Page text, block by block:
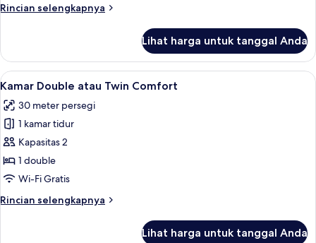
Rincian selengkapnya
Rincian
Kamar
Double
atau
Lihat harga untuk tanggal Anda
Lihat
semua
foto
untuk
Kamar
Double
atau
Comfort
Kamar Double atau Twin Comfort |
4
Kamar Double atau Twin Comfort
30 meter persegi
1 kamar tidur
Kapasitas 2
1 double
Wi-Fi Gratis
Rincian selengkapnya
Rincian
Lihat harga untuk tanggal Anda